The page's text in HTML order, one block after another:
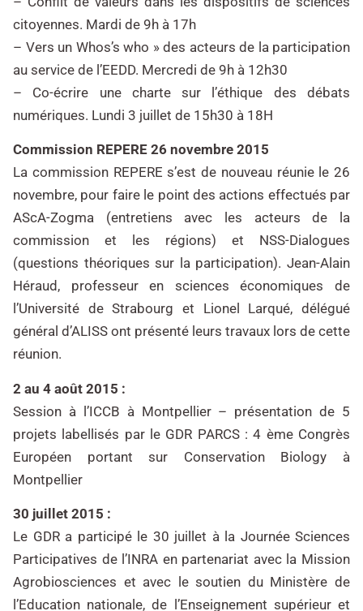
citoyennes. Mardi de 9h à 17h
– Vers un Whos’s who » des acteurs de la participation
au service de l’EEDD. Mercredi de 9h à 12h30
– Co-écrire une charte sur l’éthique des débats
numériques. Lundi 3 juillet de 15h30 à 18H
Commission REPERE 26 novembre 2015
La commission REPERE s’est de nouveau réunie le 26
novembre, pour faire le point des actions effectués par
AScA-Zogma (entretiens avec les acteurs de la
commission et les régions) et NSS-Dialogues
(questions théoriques sur la participation). Jean-Alain
Héraud, professeur en sciences économiques de
l’Université de Strabourg et Lionel Larqué, délégué
général d’ALISS ont présenté leurs travaux lors de cette
réunion.
2 au 4 août 2015 :
Session à l’ICCB à Montpellier – présentation de 5
projets labellisés par le GDR PARCS : 4 ème Congrès
Européen portant sur Conservation Biology à
Montpellier
30 juillet 2015 :
Le GDR a participé le 30 juillet à la Journée Sciences
Participatives de l’INRA en partenariat avec la Mission
Agrobiosciences et avec le soutien du Ministère de
l’Education nationale, de l’Enseignement supérieur et